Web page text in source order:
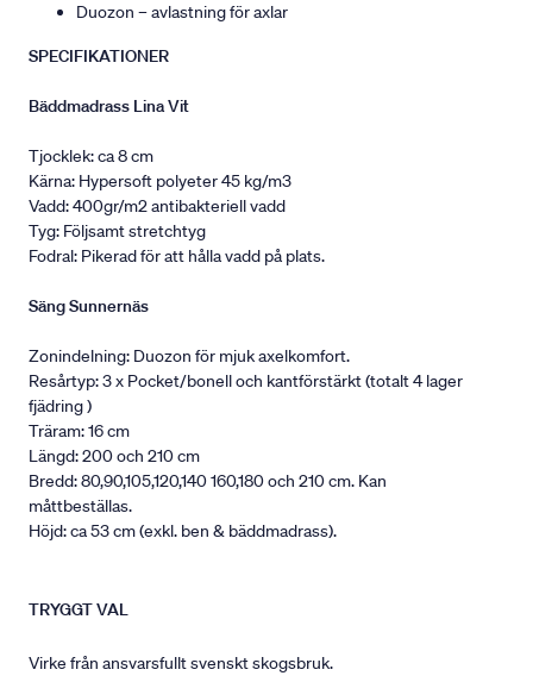
Duozon – avlastning för axlar
SPECIFIKATIONER
Bäddmadrass Lina Vit
Tjocklek: ca 8 cm
Kärna: Hypersoft polyeter 45 kg/m3
Vadd: 400gr/m2 antibakteriell vadd
Tyg: Följsamt stretchtyg
Fodral: Pikerad för att hålla vadd på plats.
Säng Sunnernäs
Zonindelning: Duozon för mjuk axelkomfort.
Resårtyp: 3 x Pocket/bonell och kantförstärkt (totalt 4 lager
fjädring )
Träram: 16 cm
Längd: 200 och 210 cm
Bredd: 80,90,105,120,140 160,180 och 210 cm. Kan
måttbeställas.
Höjd: ca 53 cm (exkl. ben & bäddmadrass).
TRYGGT VAL
Virke från ansvarsfullt svenskt skogsbruk.